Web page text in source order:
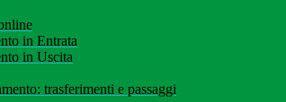
in Entrata
in Uscita
trasferimenti e passaggi